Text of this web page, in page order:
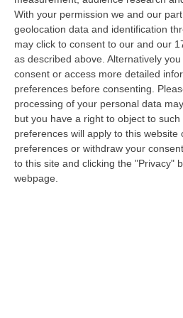
With your permission we and our
geolocation data and identification
may click to consent to our and our
as described above. Alternatively
consent or access more detailed
preferences before consenting.
processing of your personal data
but you have a right to object to
preferences will apply to this website
preferences or withdraw your
to this site and clicking the "Privacy"
webpage.
Meteo, Ondata Di Caldo Estremo Fino
“Nella giornata di oggi ancora temporali,
rilievi di Alpi e Appennini, e in locale
09 Agosto, 15:10
Razionalizzazione Della Spesa
La Strategia “anti-Sprechi” Della
“CATANZARO La razionalizzazione della
centralizzazione degli acquisti. È una
09 Agosto, 14:37